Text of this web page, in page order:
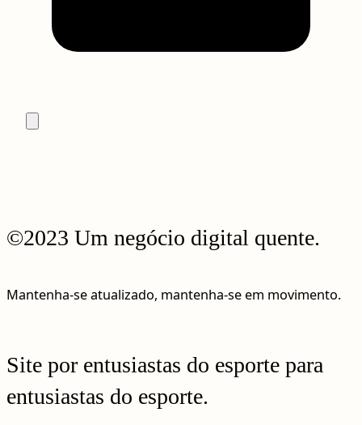
©2023 Um negócio digital quente.
Mantenha-se atualizado, mantenha-se em movimento.
Site por entusiastas do esporte para
entusiastas do esporte.